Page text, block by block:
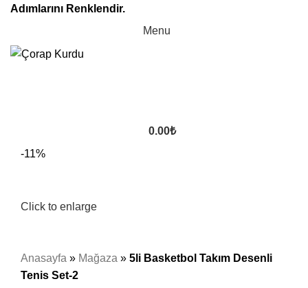
Adımlarını Renklendir.
Menu
0.00₺
-11%
Click to enlarge
Anasayfa » Mağaza » 5li Basketbol Takım Desenli
Tenis Set-2